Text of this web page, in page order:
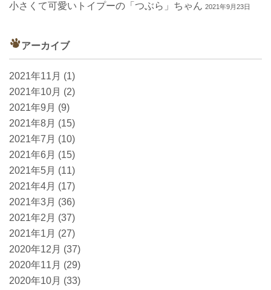
小さくて可愛いトイプーの「つぶら」ちゃん 2021年9月23日
アーカイブ
2021年11月 (1)
2021年10月 (2)
2021年9月 (9)
2021年8月 (15)
2021年7月 (10)
2021年6月 (15)
2021年5月 (11)
2021年4月 (17)
2021年3月 (36)
2021年2月 (37)
2021年1月 (27)
2020年12月 (37)
2020年11月 (29)
2020年10月 (33)